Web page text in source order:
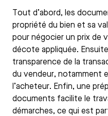
Tout d’abord, les
propriété du bien et sa
pour négocier un prix de
décote appliquée.
transparence de la
du vendeur, notamment
l’acheteur. Enfin, une
documents facilite le
démarches, ce qui est